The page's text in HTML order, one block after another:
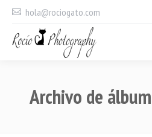
hola@rociogato.com
Archivo de